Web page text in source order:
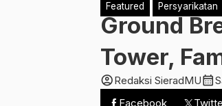
Featured Persyarikatan
Ground
Tower,
account_circleRedaksi SieradMUcalendar_month
Facebook